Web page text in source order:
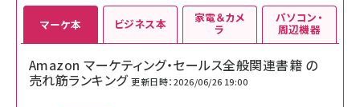
マーケ本
Amazon マーケティング・セールス全般関連書籍 の
売れ筋ランキング 更新日時：2026/06/26 19:00
ビジネス本 家電＆カメ
ラ
パソコン・
周辺機器